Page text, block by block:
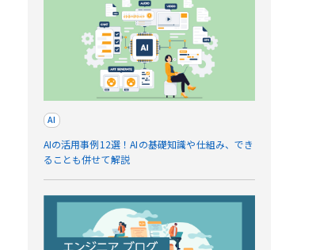
AI
AIの活用事例12選！AIの基礎知識や仕組み、でき
ることも併せて解説